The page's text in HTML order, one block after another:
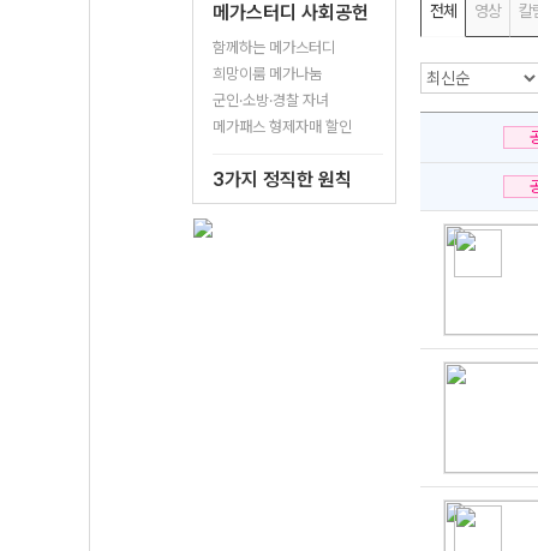
메가스터디 사회공헌
함께하는 메가스터디
희망이룸 메가나눔
군인·소방·경찰 자녀
메가패스 형제자매 할인
3가지 정직한 원칙
전체 영상 칼